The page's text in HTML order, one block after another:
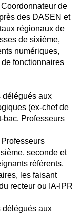
de
des DASEN et
régionaux de
de sixième,
numériques,
fonctionnaires
délégués aux
(ex-chef de
bac, Professeurs
seconde et
référents,
les faisant
recteur ou IA-IPR
délégués aux